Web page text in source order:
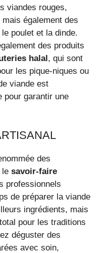
viandes rouges,
également des
poulet et la dinde.
des produits
halal, qui sont
les pique-niques ou
viande est
pour garantir une
des
le savoir-faire
professionnels
de préparer la viande
ingrédients, mais
pour les traditions
déguster des
avec soin,